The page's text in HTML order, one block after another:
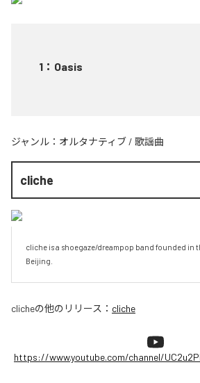
1 ： Oasis
ジャンル： オルタナティブ / 歌謡曲
cliche
cliche is a shoegaze/dreampop band founded in
Beijing.
clicheの他のリリース： cliche
https://www.youtube.com/channel/